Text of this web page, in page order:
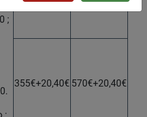
;
355€+20,40€ 570€+20,40€